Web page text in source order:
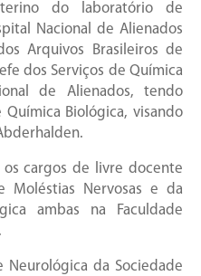
do laboratório de
Nacional de Alienados
Arquivos Brasileiros de
dos Serviços de Química
de Alienados, tendo
Biológica, visando
cargos de livre docente
Moléstias Nervosas e da
ambas na Faculdade
Neurológica da Sociedade